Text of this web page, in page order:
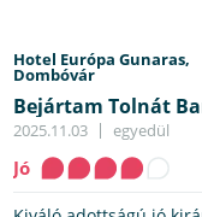
Hotel Európa Gunaras,
Dombóvár
Bejártam Tolnát
2025.11.03 egyedül
Jó